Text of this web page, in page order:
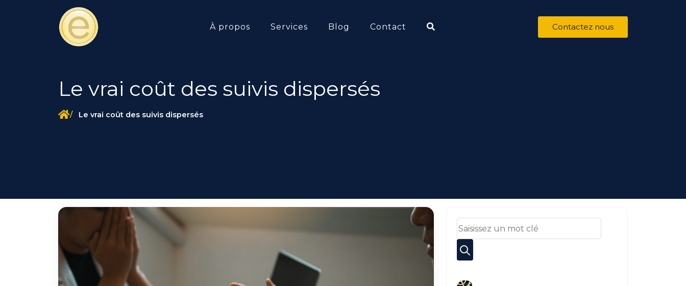
À propos Services Blog Contact Contactez nous
Le vrai coût des suivis dispersés
Le vrai coût des suivis dispersés